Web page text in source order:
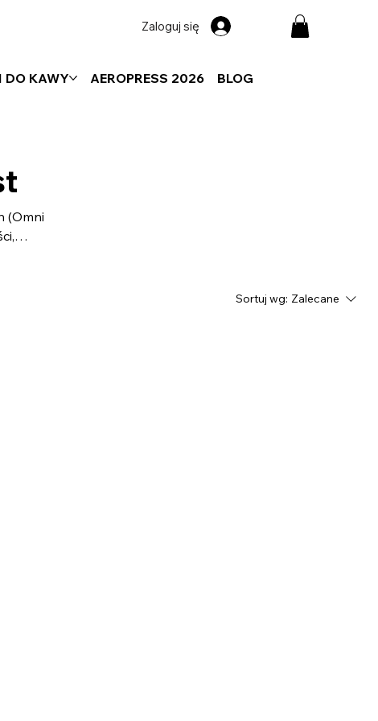
Zaloguj się
(Omni
są
Sortuj wg: Zalecane
DO KAWY AEROPRESS 2026 BLOG